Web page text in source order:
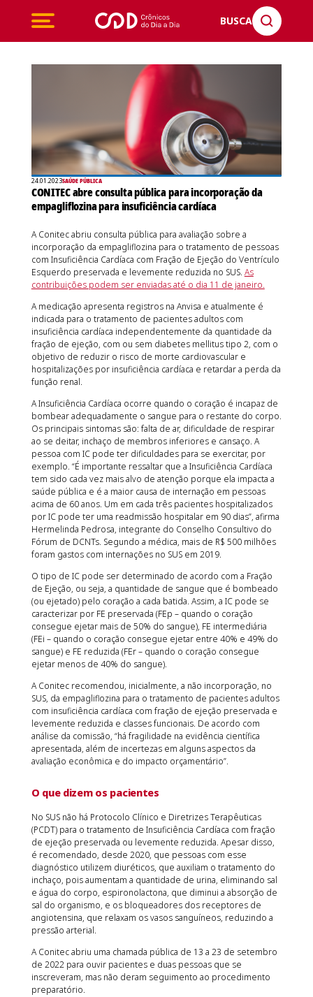
BUSCA
24.01.2023SAÚDE PÚBLICA
CONITEC abre consulta pública para incorporação da
empagliflozina para insuficiência cardíaca
A Conitec abriu consulta pública para avaliação sobre a
incorporação da empagliflozina para o tratamento de pessoas
com Insuficiência Cardíaca com Fração de Ejeção do Ventrículo
Esquerdo preservada e levemente reduzida no SUS. As
contribuições podem ser enviadas até o dia 11 de janeiro.
A medicação apresenta registros na Anvisa e atualmente é
indicada para o tratamento de pacientes adultos com
insuficiência cardíaca independentemente da quantidade da
fração de ejeção, com ou sem diabetes mellitus tipo 2, com o
objetivo de reduzir o risco de morte cardiovascular e
hospitalizações por insuficiência cardíaca e retardar a perda da
função renal.
A Insuficiência Cardíaca ocorre quando o coração é incapaz de
bombear adequadamente o sangue para o restante do corpo.
Os principais sintomas são: falta de ar, dificuldade de respirar
ao se deitar, inchaço de membros inferiores e cansaço. A
pessoa com IC pode ter dificuldades para se exercitar, por
exemplo. “É importante ressaltar que a Insuficiência Cardíaca
tem sido cada vez mais alvo de atenção porque ela impacta a
saúde pública e é a maior causa de internação em pessoas
acima de 60 anos. Um em cada três pacientes hospitalizados
por IC pode ter uma readmissão hospitalar em 90 dias”, afirma
Hermelinda Pedrosa, integrante do Conselho Consultivo do
Fórum de DCNTs. Segundo a médica, mais de R$ 500 milhões
foram gastos com internações no SUS em 2019.
O tipo de IC pode ser determinado de acordo com a Fração
de Ejeção, ou seja, a quantidade de sangue que é bombeado
(ou ejetado) pelo coração a cada batida. Assim, a IC pode se
caracterizar por FE preservada (FEp – quando o coração
consegue ejetar mais de 50% do sangue), FE intermediária
(FEi – quando o coração consegue ejetar entre 40% e 49% do
sangue) e FE reduzida (FEr – quando o coração consegue
ejetar menos de 40% do sangue).
A Conitec recomendou, inicialmente, a não incorporação, no
SUS, da empagliflozina para o tratamento de pacientes adultos
com insuficiência cardíaca com fração de ejeção preservada e
levemente reduzida e classes funcionais. De acordo com
análise da comissão, “há fragilidade na evidência científica
apresentada, além de incertezas em alguns aspectos da
avaliação econômica e do impacto orçamentário”.
O que dizem os pacientes
No SUS não há Protocolo Clínico e Diretrizes Terapêuticas
(PCDT) para o tratamento de Insuficiência Cardíaca com fração
de ejeção preservada ou levemente reduzida. Apesar disso,
é recomendado, desde 2020, que pessoas com esse
diagnóstico utilizem diuréticos, que auxiliam o tratamento do
inchaço, pois aumentam a quantidade de urina, eliminando sal
e água do corpo, espironolactona, que diminui a absorção de
sal do organismo, e os bloqueadores dos receptores de
angiotensina, que relaxam os vasos sanguíneos, reduzindo a
pressão arterial.
A Conitec abriu uma chamada pública de 13 a 23 de setembro
de 2022 para ouvir pacientes e duas pessoas que se
inscreveram, mas não deram seguimento ao procedimento
preparatório.